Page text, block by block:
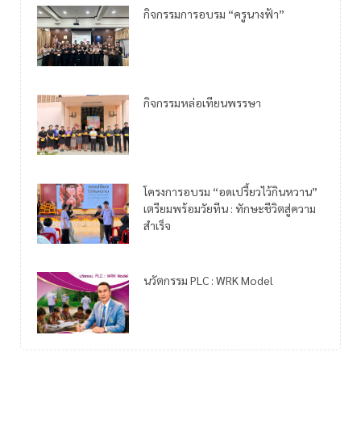
กิจกรรมการอบรม “ครูนางฟ้า”
กิจกรรมหล่อเทียนพรรษา
โครงการอบรม “อดเปรี้ยวไว้กินหวาน”
เตรียมพร้อมวัยทีน : ทักษะชีวิตสู่ความ
สำเร็จ
นวัตกรรม PLC : WRK Model